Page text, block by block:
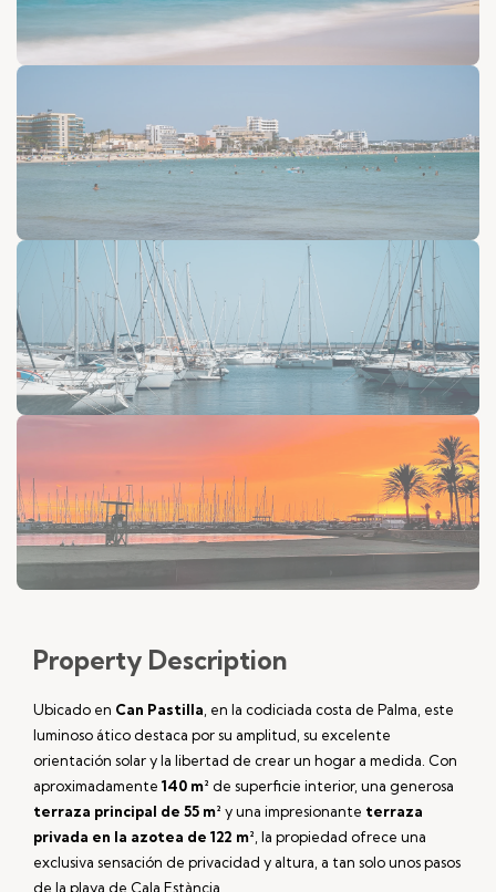
Property Description
Ubicado en Can Pastilla , en la codiciada costa de Palma, este
luminoso ático destaca por su amplitud, su excelente
orientación solar y la libertad de crear un hogar a medida. Con
aproximadamente 140 m² de superficie interior, una generosa
terraza principal de 55 m² y una impresionante terraza
privada en la azotea de 122 m² , la propiedad ofrece una
exclusiva sensación de privacidad y altura, a tan solo unos pasos
de la playa de Cala Estància.